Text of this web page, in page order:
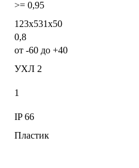
>= 0,95
123х531х50
0,8
от -60 до +40
УХЛ 2
1
IP 66
Пластик